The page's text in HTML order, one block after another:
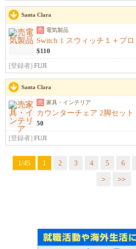
Santa Clara
売 電気製品
Switch 1 スウィッチ１＋プロ
$110
[登録者] FUJI
Santa Clara
売 家具・インテリア
カウンターチェア 2脚セット
50
[登録者] FUJI
1/45 1 2 3 4 5 6
>
>>